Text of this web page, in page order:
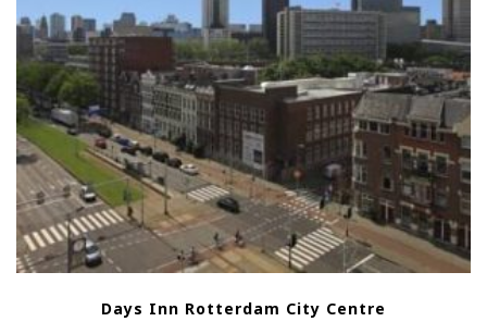
Days Inn Rotterdam City Centre